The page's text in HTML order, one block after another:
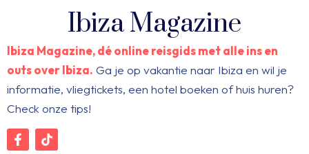
Ibiza Magazine
Ibiza Magazine, dé online reisgids met alle ins en
outs over Ibiza. Ga je op vakantie naar Ibiza en wil je
informatie, vliegtickets, een hotel boeken of huis huren?
Check onze tips!